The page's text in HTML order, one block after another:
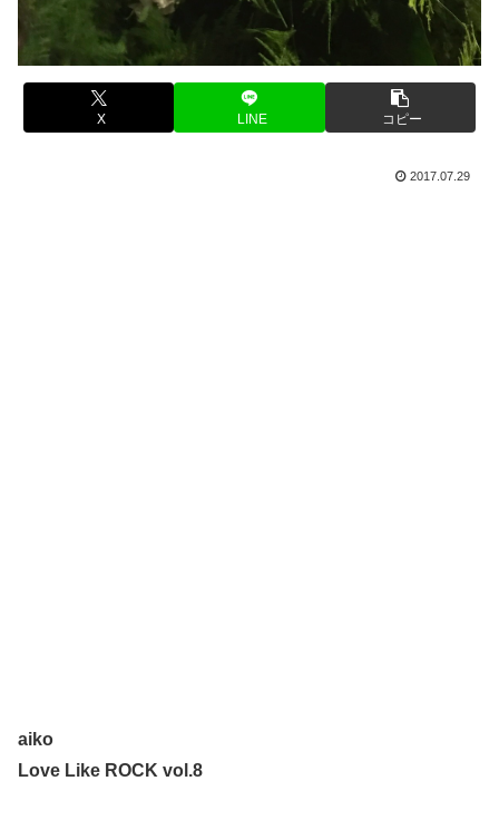
X LINE コピー
2017.07.29
aiko
Love Like ROCK vol.8